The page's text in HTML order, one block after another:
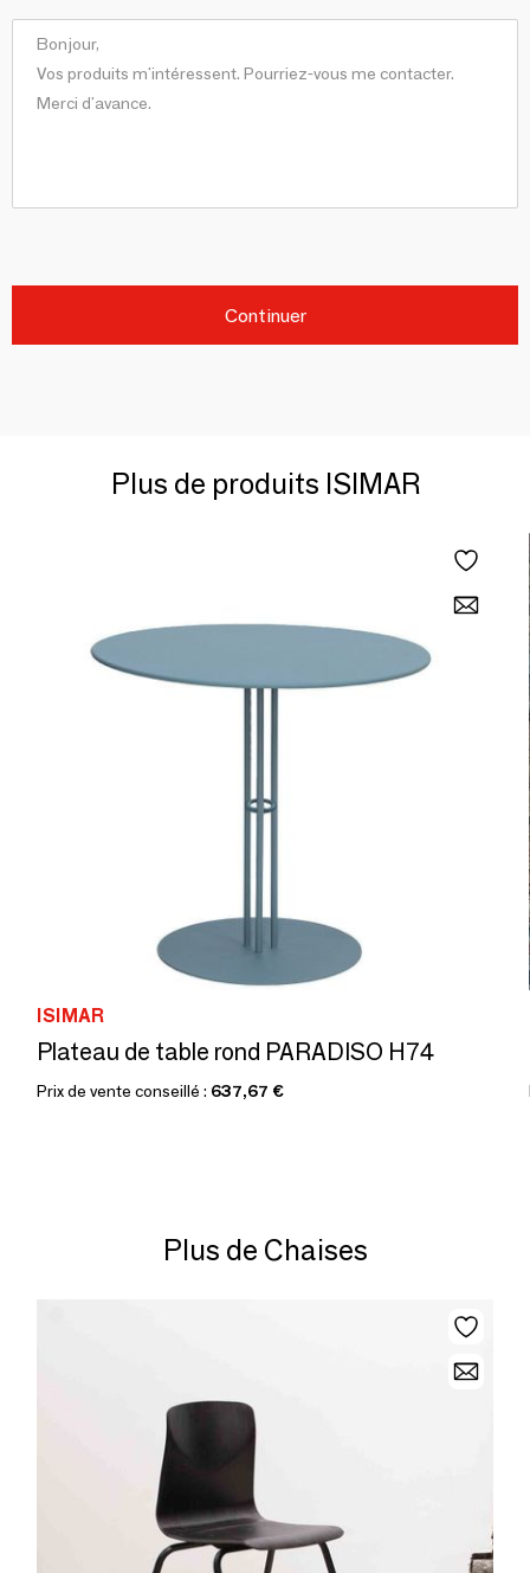
Continuer
Plus de produits ISIMAR
ISIMAR
Plateau de table rond PARADISO H74
Prix de vente conseillé : 637,67 €
Plus de Chaises